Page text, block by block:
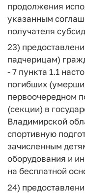
продолжения
указанным
получателя
23)
падчерицам)
- 7 пункта 1.1
погибших
первоочередном
(секции) в
Владимирской
спортивную
зачисленным
оборудования и
на бесплатной
24)